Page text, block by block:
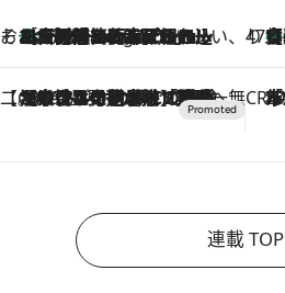
そおだよおこの関西おいしい、おやつ紀行3 Hours Ago
［大阪府箕面市］一皿一皿目の前で仕上げられる、料理を巧みに組み込んだアシェットデセールコース「ミチル アシェット デセール（Michiru assiette dessert）」 47都道府【和歌山県】この夏絶対食べたい 冷やしておいしいおやつ3選 みかんがごろっと丸ごと入ったジュレ
【CREA×星野リゾート】唯一無二。癒しと発見が待つ場所へ
2026.8.7
【トンボの足水浴】ヒノキの香りに包まれて涼感マックス！約13℃の湧水かけ流しを避暑地「星野温泉 トンボの湯」で体験 「立川
連載 TOP